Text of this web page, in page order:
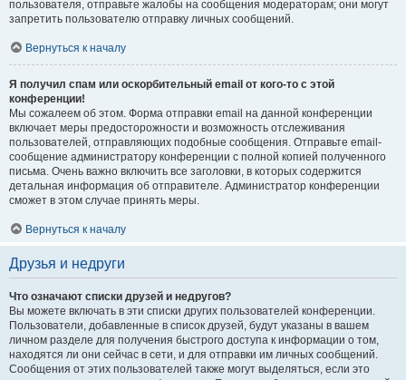
пользователя, отправьте жалобы на сообщения модераторам; они могут
запретить пользователю отправку личных сообщений.
Вернуться к началу
Я получил спам или оскорбительный email от кого-то с этой
конференции!
Мы сожалеем об этом. Форма отправки email на данной конференции
включает меры предосторожности и возможность отслеживания
пользователей, отправляющих подобные сообщения. Отправьте email-
сообщение администратору конференции с полной копией полученного
письма. Очень важно включить все заголовки, в которых содержится
детальная информация об отправителе. Администратор конференции
сможет в этом случае принять меры.
Вернуться к началу
Друзья и недруги
Что означают списки друзей и недругов?
Вы можете включать в эти списки других пользователей конференции.
Пользователи, добавленные в список друзей, будут указаны в вашем
личном разделе для получения быстрого доступа к информации о том,
находятся ли они сейчас в сети, и для отправки им личных сообщений.
Сообщения от этих пользователей также могут выделяться, если это